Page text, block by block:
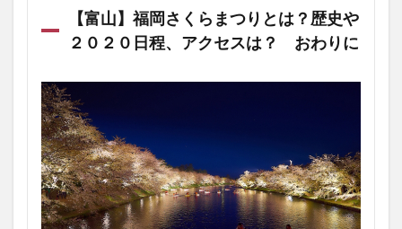
【富山】福岡さくらまつりとは？歴史や
２０２０日程、アクセスは？ おわりに